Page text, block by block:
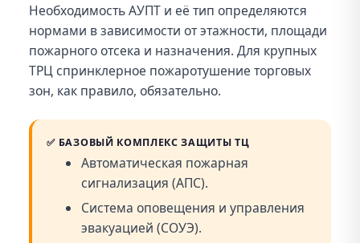
Необходимость АУПТ и её тип определяются
нормами в зависимости от этажности, площади
пожарного отсека и назначения. Для крупных
ТРЦ спринклерное пожаротушение торговых
зон, как правило, обязательно.
✅ БАЗОВЫЙ КОМПЛЕКС ЗАЩИТЫ ТЦ
Автоматическая пожарная
сигнализация (АПС).
Система оповещения и управления
эвакуацией (СОУЭ).